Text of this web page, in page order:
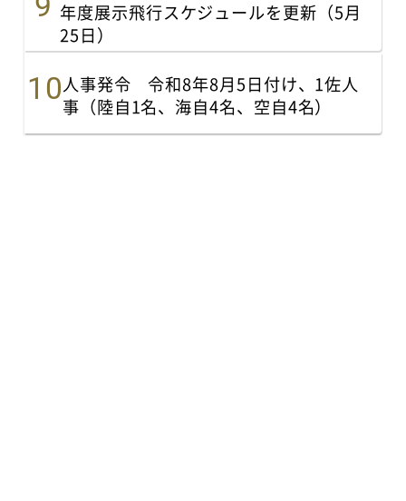
年度展示飛行スケジュールを更新（5月
25日）
人事発令 令和8年8月5日付け、1佐人
事（陸自1名、海自4名、空自4名）